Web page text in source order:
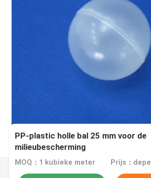
PP-plastic holle bal 25 mm voor de
milieubescherming
MOQ：1 kubieke meter